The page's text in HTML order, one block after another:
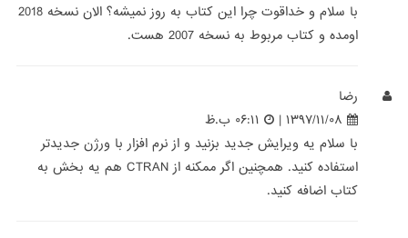
با سلام و خداقوت چرا این کتاب به روز نمیشه؟ الان نسخه 2018
اومده و کتاب مربوط به نسخه 2007 هست.
رضا
۱۳۹۷/۱۱/۰۸ |
۰۶:۱۱ ب.ظ
با سلام یه ویرایش جدید بزنید و از نرم افزار با ورژن جدیدتر
استفاده کنید. همچنین اگر ممکنه از CTRAN هم یه بخش به
کتاب اضافه کنید.